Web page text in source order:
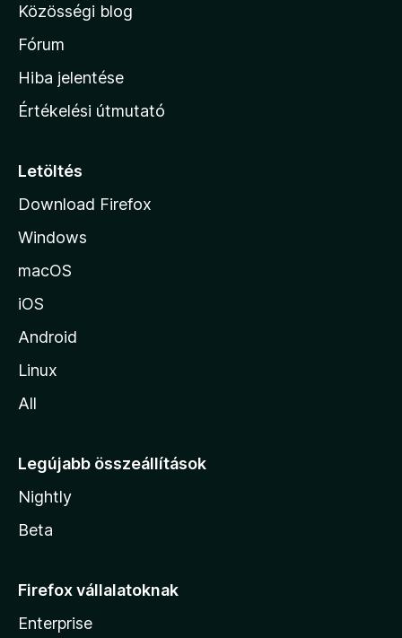
a
h
o
l
p
á
r
Közösségi blog
Fórum
Hiba jelentése
Értékelési útmutató
Letöltés
Download Firefox
Windows
macOS
iOS
Android
Linux
All
Legújabb összeállítások
Nightly
Beta
Firefox vállalatoknak
Enterprise